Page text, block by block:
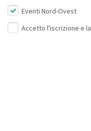
Eventi Nord-Ovest
Accetto l'iscrizione e la